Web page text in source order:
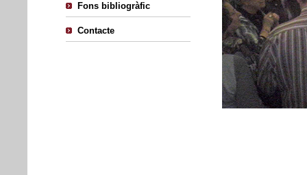
Fons bibliogràfic
Contacte